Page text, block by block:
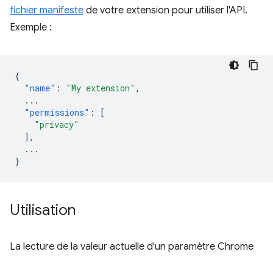
fichier manifeste de votre extension pour utiliser l'API.
Exemple :
{
"name" : "My extension" ,
...
"permissions" :
[
"privacy"
],
...
}
Utilisation
La lecture de la valeur actuelle d'un paramètre Chrome